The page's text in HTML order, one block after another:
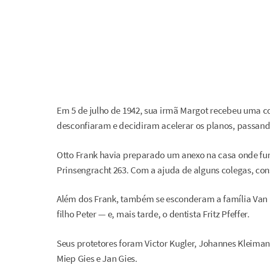
Em 5 de julho de 1942, sua irmã Margot recebeu uma
desconfiaram e decidiram acelerar os planos,
Otto Frank havia preparado um anexo na casa onde
Prinsengracht 263. Com a ajuda de alguns colegas,
Além dos Frank, também se esconderam a família
filho Peter — e, mais tarde, o dentista Fritz Pfeffer.
Seus protetores foram Victor Kugler, Johannes
Miep Gies e Jan Gies.